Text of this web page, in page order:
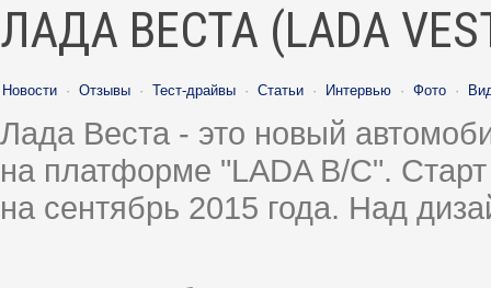
ЛАДА ВЕСТА (LADA
Новости · Отзывы · Тест-драйвы · Статьи · Интервью · Фото ·
Лада Веста - это новый
на платформе "LADA B/C".
на сентябрь 2015 года. Над